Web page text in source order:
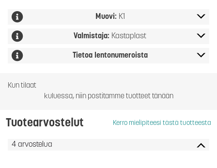
Muovi: K1
Valmistaja: Kastaplast
Tietoa lentonumeroista
Kun tilaat
kuluessa, niin postitamme tuotteet tänään
Tuotearvostelut Kerro mielipiteesi tästä tuotteesta
4 arvostelua